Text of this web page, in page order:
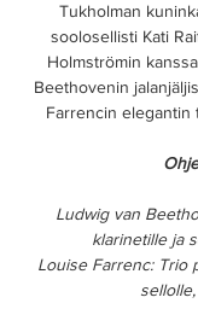
Tukholman
soolosellisti Kati
Holmströmin
Beethovenin
Farrencin elegantin
Ludwig van
klarinetille ja
Louise Farrenc: Trio